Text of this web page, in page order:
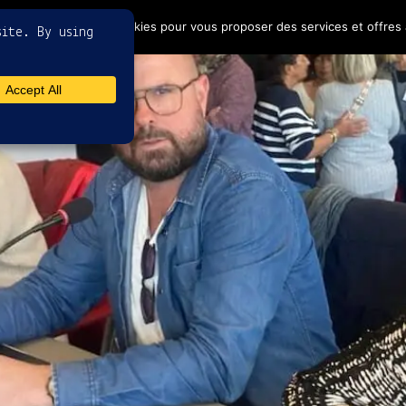
l'utilisation de cookies pour vous proposer des services et